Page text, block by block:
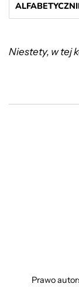
Niestety, w tej
Prawo